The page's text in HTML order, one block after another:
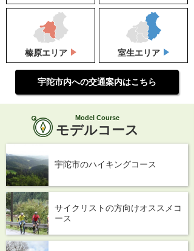
榛原エリア 室生エリア
宇陀市内への交通案内はこちら
Model Course
モデルコース
宇陀市のハイキングコース
サイクリストの方向けオススメコ
ース